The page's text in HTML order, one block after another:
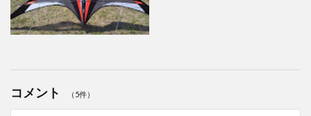
コメント （5件）